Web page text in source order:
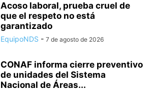
Acoso laboral, prueba cruel de
que el respeto no está
garantizado
EquipoNDS - 7 de agosto de 2026
CONAF informa cierre preventivo
de unidades del Sistema
Nacional de Áreas...